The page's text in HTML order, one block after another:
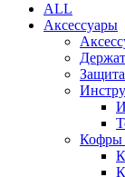
ALL
Аксессуары
Кофры